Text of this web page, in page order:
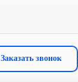
Заказать звонок